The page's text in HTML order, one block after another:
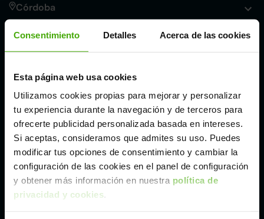
Consentimiento Detalles Acerca de las cookies
Esta página web usa cookies
Utilizamos cookies propias para mejorar y personalizar
tu experiencia durante la navegación y de terceros para
ofrecerte publicidad personalizada basada en intereses.
Si aceptas, consideramos que admites su uso. Puedes
modificar tus opciones de consentimiento y cambiar la
configuración de las cookies en el panel de configuración
y obtener más información en nuestra política de
privacidad y cookies.
Córdoba
Málaga
Valencia
Zaragoza
Ver Kia Sportage de segunda mano y ocasión